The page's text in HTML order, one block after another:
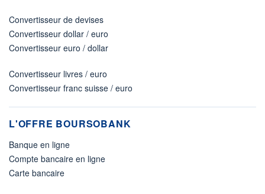
Convertisseur de devises
Convertisseur dollar / euro
Convertisseur euro / dollar
Convertisseur livres / euro
Convertisseur franc suisse / euro
L'OFFRE BOURSOBANK
Banque en ligne
Compte bancaire en ligne
Carte bancaire